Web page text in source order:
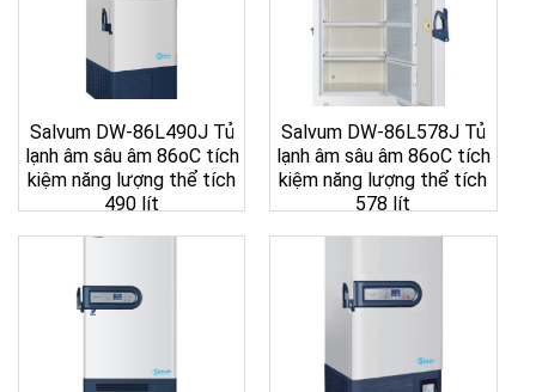
Salvum DW-86L490J Tủ
lạnh âm sâu âm 86oC tích
kiệm năng lượng thể tích
490 lít
Salvum DW-86L578J Tủ
lạnh âm sâu âm 86oC tích
kiệm năng lượng thể tích
578 lít